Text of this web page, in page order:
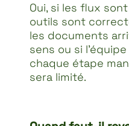
Oui, si les flux
outils sont
les documents
sens ou si
chaque étape
sera limité.